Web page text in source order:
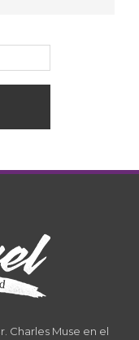
Charles Muse en el